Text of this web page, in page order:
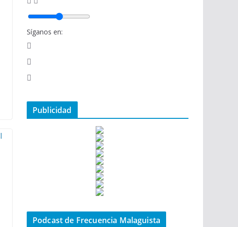
Síganos en:
Publicidad
Podcast de Frecuencia Malaguista